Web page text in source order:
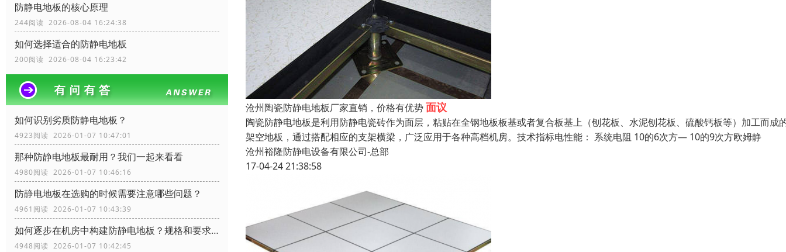
防静电地板的核心原理
244阅读 2026-08-04 16:24:38
如何选择适合的防静电地板
200阅读 2026-08-04 16:23:42
如何识别劣质防静电地板？
4923阅读 2026-01-07 10:47:01
那种防静电地板最耐用？我们一起来看看
4980阅读 2026-01-07 10:46:16
防静电地板在选购的时候需要注意哪些问题？
4961阅读 2026-01-07 10:43:39
如何逐步在机房中构建防静电地板？规格和要求？
4948阅读 2026-01-07 10:42:45
沧州陶瓷防静电地板厂家直销，价格有优势面议
陶瓷防静电地板是利用防静电瓷砖作为面层，粘贴在全钢地板板基或者复合板基上（刨花板、水泥刨花板、硫酸钙板等）加工而成
架空地板，通过搭配相应的支架横梁，广泛应用于各种高档机房。技术指标电性能： 系统电阻 10的6次方— 10的9次方欧姆静
沧州裕隆防静电设备有限公司-总部
17-04-24 21:38:58